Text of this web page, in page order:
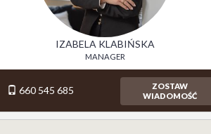
IZABELA KLABIŃSKA
MANAGER
660 545 685
ZOSTAW
WIADOMOŚĆ